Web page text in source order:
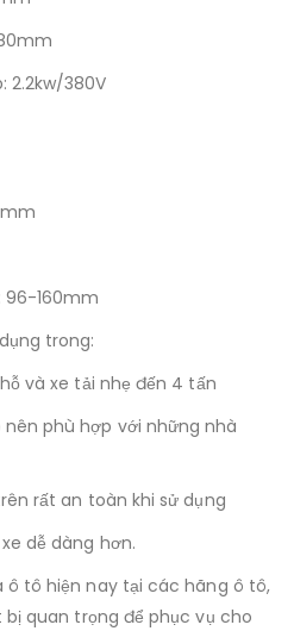
2.2kw/380V
96-160mm
trong:
và xe tải nhẹ đến 4 tấn
phù hợp với những nhà
rất an toàn khi sử dụng
dễ dàng hơn.
ô tô hiện nay tại các hãng ô tô,
quan trọng để phục vụ cho